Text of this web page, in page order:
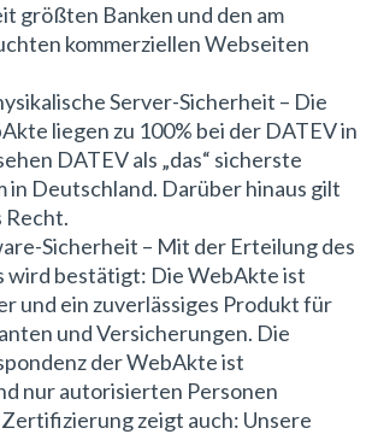
größten Banken und den am
kommerziellen Webseiten
Server-Sicherheit – Die
liegen zu 100% bei der DATEV in
DATEV als „das“ sicherste
in Deutschland. Darüber hinaus gilt
Recht.
Sicherheit – Mit der Erteilung des
bestätigt: Die WebAkte ist
und ein zuverlässiges Produkt für
und Versicherungen. Die
der WebAkte ist
nur autorisierten Personen
zeigt auch: Unsere